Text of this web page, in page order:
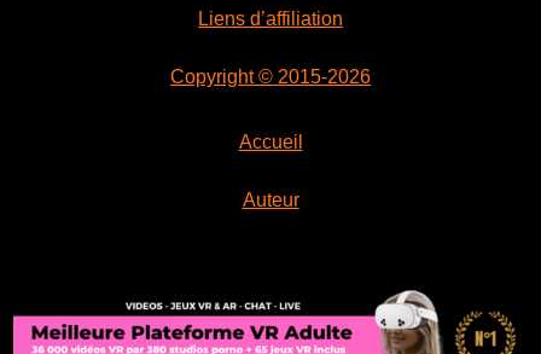
Liens d’affiliation
Copyright © 2015-2026
Accueil
Auteur